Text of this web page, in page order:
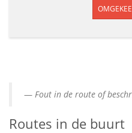
Fout in de route of
Routes in de buurt